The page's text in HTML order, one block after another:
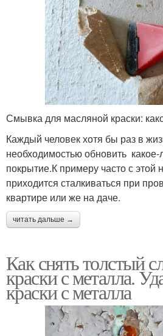
Смывка для масляной краски:
Каждый человек хотя бы раз в
необходимостью обновить какое-
покрытие.К примеру часто с этой
приходится сталкиваться при
квартире или же на даче.
читать дальше →
Как снять толстый
краски с металла.
краски с металла